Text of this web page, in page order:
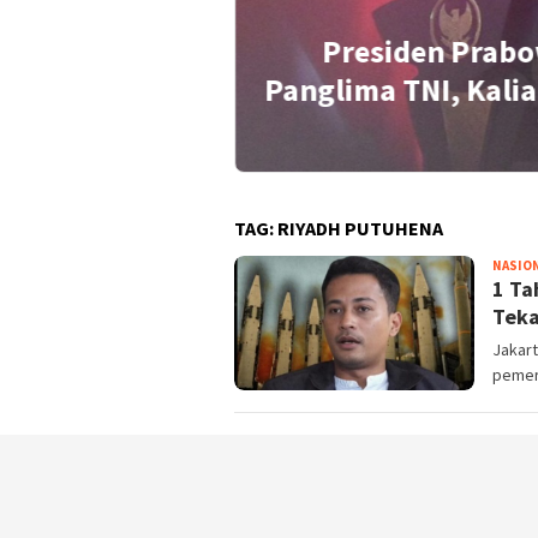
Presiden
Panglima TNI,
TAG: RIYADH PUTUHENA
1